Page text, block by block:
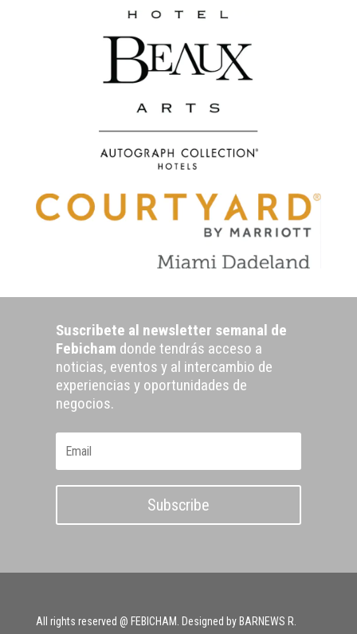
Suscribete al newsletter semanal de
Febicham donde tendrás acceso a
noticias, eventos y al intercambio de
experiencias y oportunidades de
negocios.
Subscribe
All rights reserved @ FEBICHAM. Designed by BARNEWS R.